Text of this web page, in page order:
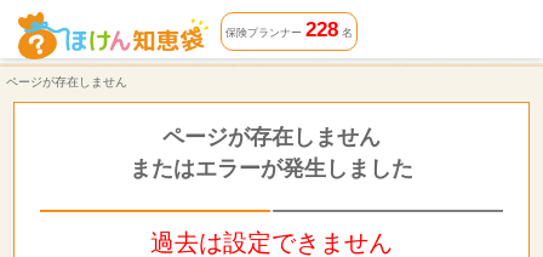
ページが存在しません | ほけん知恵袋
保険プランナー 228名
ページが存在しません
ページが存在しません
またはエラーが発生しました
過去は設定できません